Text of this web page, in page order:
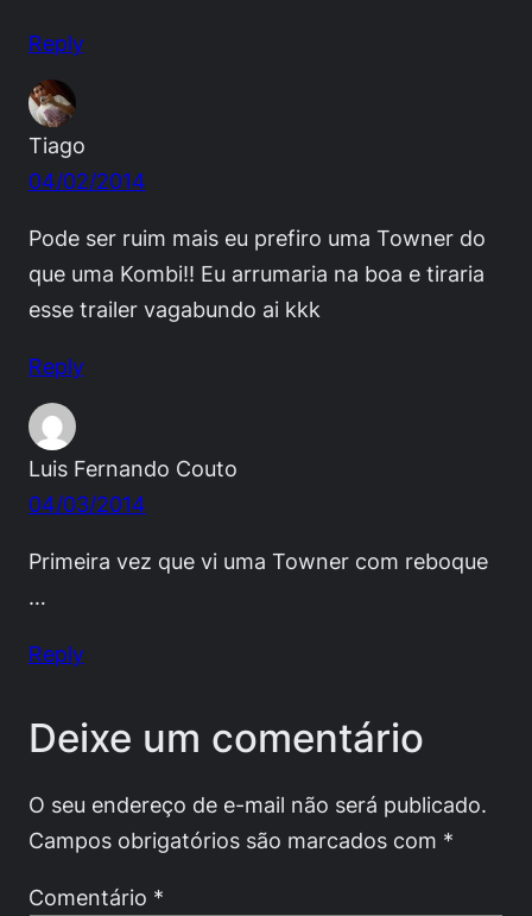
Reply
Tiago
04/02/2014
Pode ser ruim mais eu prefiro uma Towner do
que uma Kombi!! Eu arrumaria na boa e tiraria
esse trailer vagabundo ai kkk
Reply
Luis Fernando Couto
04/03/2014
Primeira vez que vi uma Towner com reboque
…
Reply
Deixe um comentário
O seu endereço de e-mail não será publicado.
Campos obrigatórios são marcados com *
Comentário *